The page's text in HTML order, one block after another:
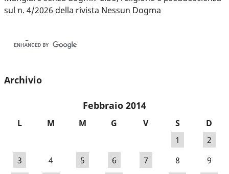
sul n. 4/2026 della rivista Nessun Dogma
Archivio
Febbraio 2014
L M M G V S
D
1
2
3
4 5 6 7 8
9